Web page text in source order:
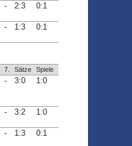
- 2:3 0:1
- 1:3 0:1
7. Sätze Spiele
- 3:0 1:0
- 3:2 1:0
- 1:3 0:1